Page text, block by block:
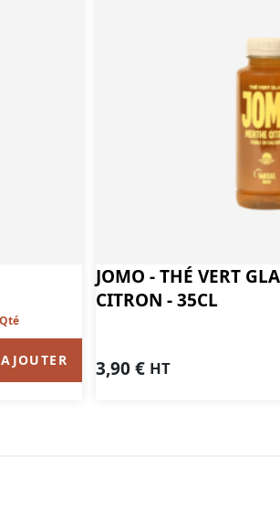
AJOUTER
JOMO - THÉ VERT
CITRON - 35CL
3,90€ HT